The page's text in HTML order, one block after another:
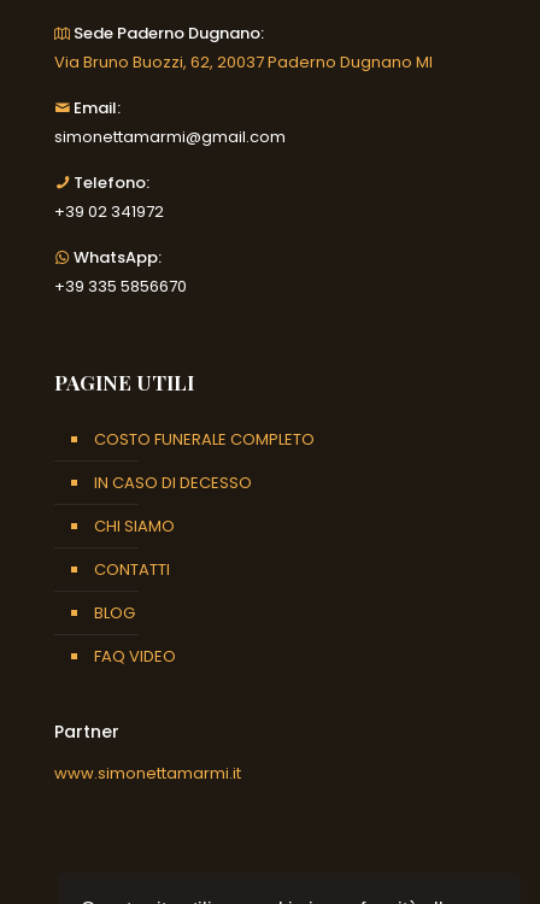
Sede Paderno Dugnano:
Via Bruno Buozzi, 62, 20037 Paderno Dugnano MI
Email:
simonettamarmi@gmail.com
Telefono:
+39 02 341972
WhatsApp:
+39 335 5856670
PAGINE UTILI
COSTO FUNERALE COMPLETO
IN CASO DI DECESSO
CHI SIAMO
CONTATTI
BLOG
FAQ VIDEO
Partner
www.simonettamarmi.it